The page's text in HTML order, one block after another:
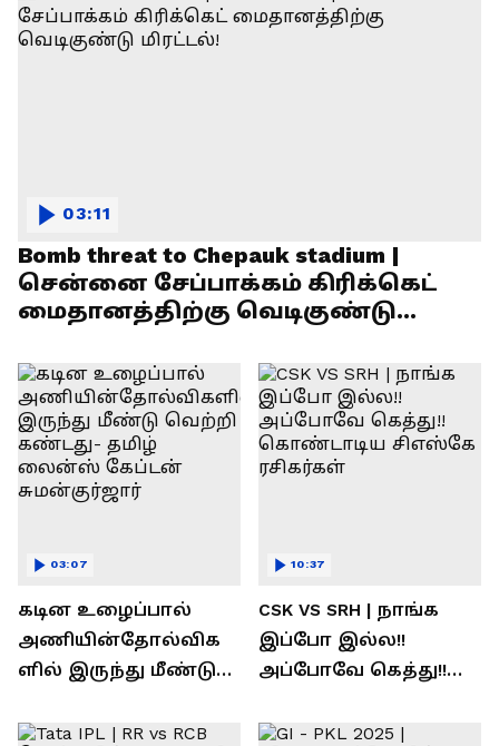
Bomb threat to Chepauk stadium |
சென்னை சேப்பாக்கம் கிரிக்கெட்
மைதானத்திற்கு வெடிகுண்டு
03:11
கடின உழைப்பால்
அணியின்தோல்விக
ளில் இருந்து மீண்டு
தமிழ் லைன்ஸ்
03:07
CSK VS SRH | நாங்க
இப்போ இல்ல!!
அப்போவே கெத்து!!
சிஎஸ்கே ரசிகர்கள்
10:37